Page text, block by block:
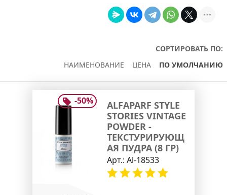
СОРТИРОВАТЬ ПО:
НАИМЕНОВАНИЕ
ЦЕНА ПО УМОЛЧАНИЮ
-50%
ALFAPARF STYLE
STORIES VINTAGE
POWDER -
ТЕКСТУРИРУЮЩ
АЯ ПУДРА (8 ГР)
Арт.: Al-18533